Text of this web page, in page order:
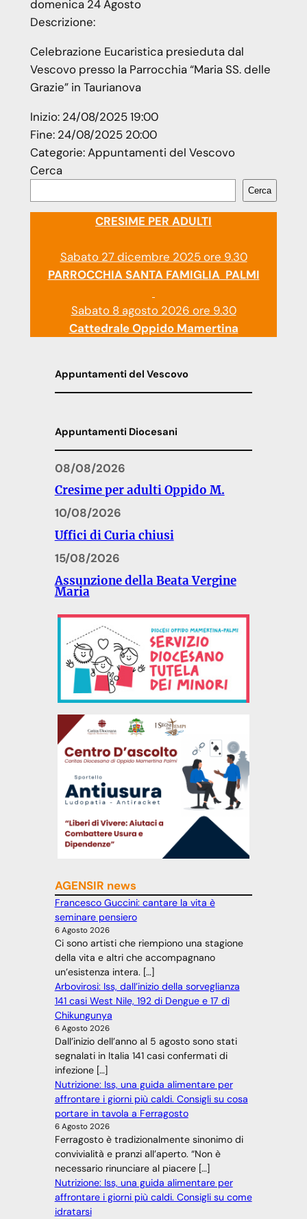
domenica 24Agosto
Descrizione:
Celebrazione Eucaristica presieduta dal
Vescovo presso la Parrocchia “Maria SS. delle
Grazie” in Taurianova
Inizio: 24/08/2025 19:00
Fine: 24/08/2025 20:00
Categorie:Appuntamenti del Vescovo
Cerca
Cerca
CRESIME PER ADULTI
Sabato 27 dicembre 2025 ore 9.30
PARROCCHIA SANTA FAMIGLIA PALMI
Sabato 8 agosto 2026 ore 9.30
Cattedrale Oppido Mamertina
Appuntamenti del Vescovo
Appuntamenti Diocesani
08/08/2026
Cresime per adulti Oppido M.
10/08/2026
Uffici di Curia chiusi
15/08/2026
Assunzione della Beata Vergine
Maria
AGENSIR news
Francesco Guccini: cantare la vita è
seminare pensiero
6 Agosto 2026
Ci sono artisti che riempiono una stagione
della vita e altri che accompagnano
un’esistenza intera. […]
Arbovirosi: Iss, dall’inizio della sorveglianza
141 casi West Nile, 192 di Dengue e 17 dì
Chikungunya
6 Agosto 2026
Dall’inizio dell’anno al 5 agosto sono stati
segnalati in Italia 141 casi confermati di
infezione […]
Nutrizione: Iss, una guida alimentare per
affrontare i giorni più caldi. Consigli su cosa
portare in tavola a Ferragosto
6 Agosto 2026
Ferragosto è tradizionalmente sinonimo di
convivialità e pranzi all’aperto. “Non è
necessario rinunciare al piacere […]
Nutrizione: Iss, una guida alimentare per
affrontare i giorni più caldi. Consigli su come
idratarsi